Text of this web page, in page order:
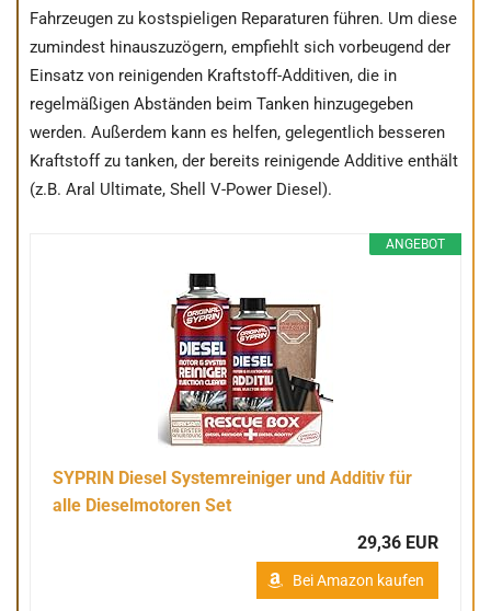
Fahrzeugen zu kostspieligen Reparaturen führen. Um diese
zumindest hinauszuzögern, empfiehlt sich vorbeugend der
Einsatz von reinigenden Kraftstoff-Additiven, die in
regelmäßigen Abständen beim Tanken hinzugegeben
werden. Außerdem kann es helfen, gelegentlich besseren
Kraftstoff zu tanken, der bereits reinigende Additive enthält
(z.B. Aral Ultimate, Shell V-Power Diesel).
ANGEBOT
SYPRIN Diesel Systemreiniger und Additiv für
alle Dieselmotoren Set
29,36 EUR
Bei Amazon kaufen